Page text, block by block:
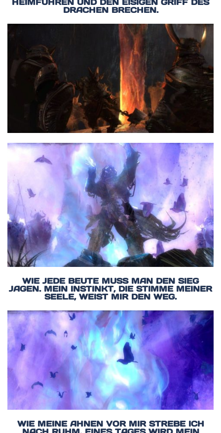
DRACHEN BRECHEN.
WIE JEDE BEUTE MUSS MAN DEN SIEG
JAGEN. MEIN INSTINKT, DIE STIMME MEINER
SEELE, WEIST MIR DEN WEG.
WIE MEINE AHNEN VOR MIR STREBE ICH